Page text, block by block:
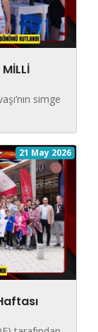
simge
21 May 2026